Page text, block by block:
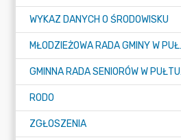
WYKAZ DANYCH O ŚRODOWISKU
RODO
ZGŁOSZENIA